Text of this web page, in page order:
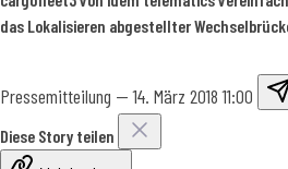
das Lokalisieren abgestellter
Pressemitteilung —14. März 2018 11:00
Diese Story teilen